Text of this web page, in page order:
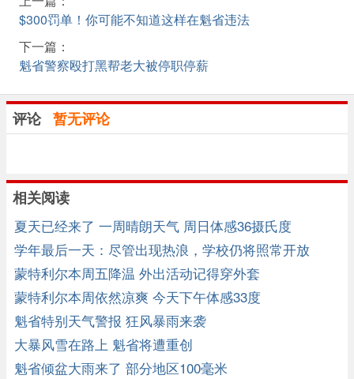
$300罚单！你可能不知道这样在魁省违法
下一篇：
魁省警察殴打黑帮老大被停职停薪
评论 暂无评论
相关阅读
夏天已经来了 一周晴朗天气 周日体感36摄氏度
学年最后一天：尽管出现热浪，学校仍将照常开放
蒙特利尔本周五降温 外出活动记得穿外套
蒙特利尔本周依然凉爽 今天下午体感33度
魁省特别天气警报 狂风暴雨来袭
大暴风雪在路上 魁省将遭重创
魁省倾盆大雨来了 部分地区100毫米